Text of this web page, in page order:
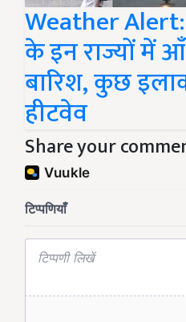
Weather
के इन राज्यों में
बारिश, कुछ
हीटवेव
Share your